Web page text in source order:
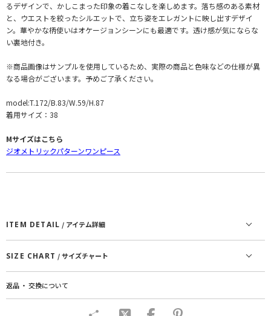
るデザインで、かしこまった印象の着こなしを楽しめます。落ち感のある素材
と、ウエストを絞ったシルエットで、立ち姿をエレガントに映し出すデザイ
ン。華やかな柄使いはオケージョンシーンにも最適です。透け感が気にならな
い裏地付き。
※商品画像はサンプルを使用しているため、実際の商品と色味などの仕様が異
なる場合がございます。予めご了承ください。
model:T.172/B.83/W.59/H.87
着用サイズ：38
Mサイズはこちら
ジオメトリックパターンワンピース
ITEM DETAIL / アイテム詳細
SIZE CHART / サイズチャート
返品 ・ 交換について